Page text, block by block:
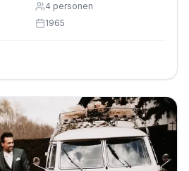
4 personen
1965